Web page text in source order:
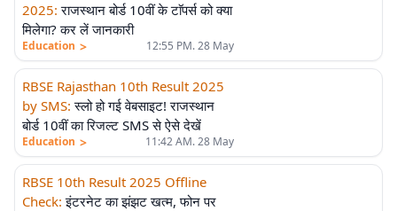
2025: राजस्थान बोर्ड 10वीं के टाॅपर्स को क्या
मिलेगा? कर लें जानकारी
Education > 12:55 PM. 28 May
RBSE Rajasthan 10th Result 2025
by SMS: स्लो हो गई वेबसाइट! राजस्थान
बोर्ड 10वीं का रिजल्ट SMS से ऐसे देखें
Education > 11:42 AM. 28 May
RBSE 10th Result 2025 Offline
Check: इंटरनेट का झंझट खत्म, फोन पर